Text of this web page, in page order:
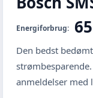
Energiforbrug:
Den bedst
anmeldelser med